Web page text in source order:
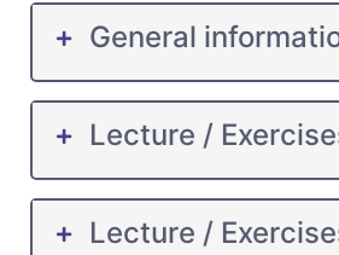
General
Lecture /
Lecture /